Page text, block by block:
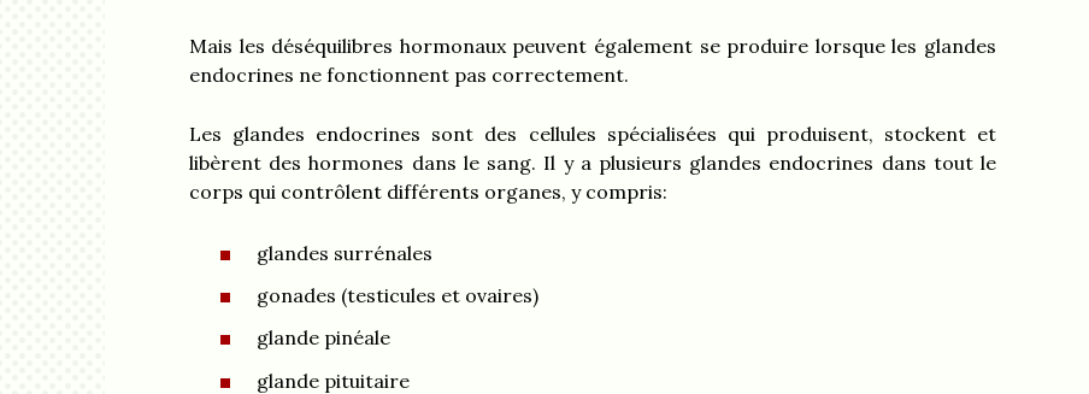
Mais les déséquilibres hormonaux peuvent également se produire lorsque les glandes
endocrines ne fonctionnent pas correctement.
Les glandes endocrines sont des cellules spécialisées qui produisent, stockent et
libèrent des hormones dans le sang. Il y a plusieurs glandes endocrines dans tout le
corps qui contrôlent différents organes, y compris:
glandes surrénales
gonades (testicules et ovaires)
glande pinéale
glande pituitaire